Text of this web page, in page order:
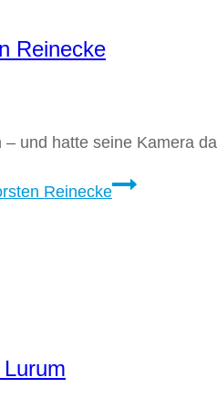
Reinecke
und hatte seine Kamera
Reinecke